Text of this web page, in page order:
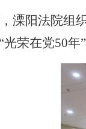
溧阳法院组
荣在党50